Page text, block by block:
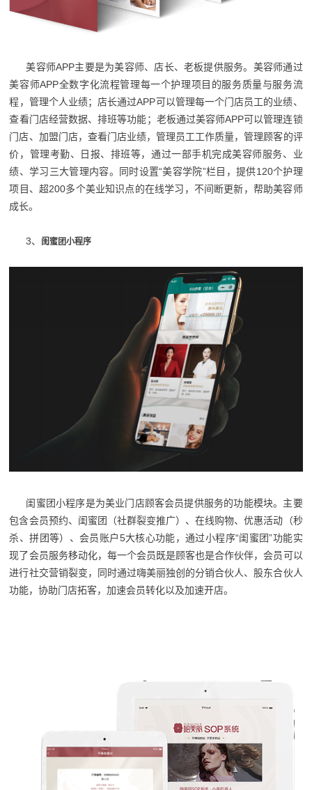
美容师APP主要是为美容师、店长、老板提供服务。美容师通过
美容师APP全数字化流程管理每一个护理项目的服务质量与服务流
程，管理个人业绩；店长通过APP可以管理每一个门店员工的业绩、
查看门店经营数据、排班等功能；老板通过美容师APP可以管理连锁
门店、加盟门店，查看门店业绩，管理员工工作质量，管理顾客的评
价，管理考勤、日报、排班等，通过一部手机完成美容师服务、业
绩、学习三大管理内容。同时设置“美容学院”栏目，提供120个护理
项目、超200多个美业知识点的在线学习，不间断更新，帮助美容师
成长。
3、 闺蜜团小程序
闺蜜团小程序是为美业门店顾客会员提供服务的功能模块。主要
包含会员预约、闺蜜团（社群裂变推广）、在线购物、优惠活动（秒
杀、拼团等）、会员账户5大核心功能，通过小程序“闺蜜团”功能实
现了会员服务移动化，每一个会员既是顾客也是合作伙伴，会员可以
进行社交营销裂变，同时通过嗨美丽独创的分销合伙人、股东合伙人
功能，协助门店拓客，加速会员转化以及加速开店。